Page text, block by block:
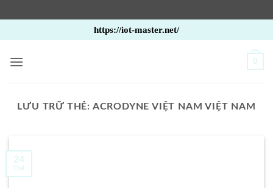
qua
nội
https://iot-master.net/
0
LƯU TRỮ THẺ: ACRODYNE VIỆT NAM VIỆT NAM
24
Th4